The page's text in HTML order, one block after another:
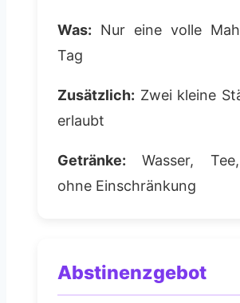
Was: Nur eine volle
Tag
Zusätzlich: Zwei kleine
erlaubt
Getränke: Wasser,
ohne Einschränkung
Abstinenzgebot